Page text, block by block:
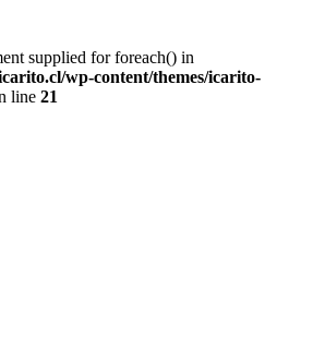
supplied for foreach() in
wp-content/themes/icarito-
line 21